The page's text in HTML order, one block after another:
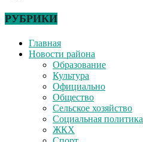
РУБРИКИ
Главная
Новости района
Образование
Культура
Официально
Общество
Сельское хозяйство
Социальная политика
ЖКХ